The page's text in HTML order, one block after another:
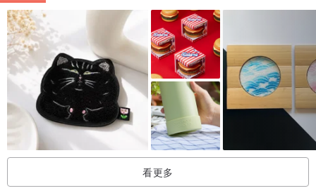
※下單請注意! 正面材質為馬口鐵金屬,背面黑色為軟磁鐵材質。
※表面為特殊金屬油墨印刷(Metal Printing),圖面為圖樣印刷，非陶瓷/
木頭/玻璃等材質。
產地/製造方式
Made in Taiwan.
看更多